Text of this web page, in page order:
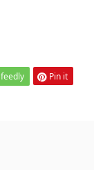
feedly Pin it